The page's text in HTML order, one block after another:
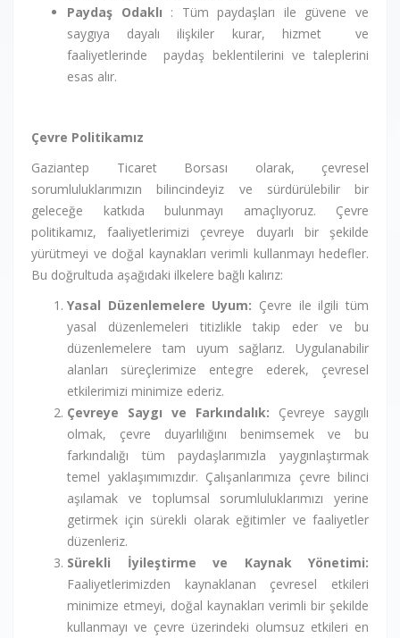
Paydaş Odaklı : Tüm paydaşları ile güvene ve
saygıya dayalı ilişkiler kurar, hizmet ve
faaliyetlerinde paydaş beklentilerini ve taleplerini
esas alır.
Çevre Politikamız
Gaziantep Ticaret Borsası olarak, çevresel
sorumluluklarımızın bilincindeyiz ve sürdürülebilir bir
geleceğe katkıda bulunmayı amaçlıyoruz. Çevre
politikamız, faaliyetlerimizi çevreye duyarlı bir şekilde
yürütmeyi ve doğal kaynakları verimli kullanmayı hedefler.
Bu doğrultuda aşağıdaki ilkelere bağlı kalırız:
Yasal Düzenlemelere Uyum: Çevre ile ilgili tüm
yasal düzenlemeleri titizlikle takip eder ve bu
düzenlemelere tam uyum sağlarız. Uygulanabilir
alanları süreçlerimize entegre ederek, çevresel
etkilerimizi minimize ederiz.
Çevreye Saygı ve Farkındalık: Çevreye saygılı
olmak, çevre duyarlılığını benimsemek ve bu
farkındalığı tüm paydaşlarımızla yaygınlaştırmak
temel yaklaşımımızdır. Çalışanlarımıza çevre bilinci
aşılamak ve toplumsal sorumluluklarımızı yerine
getirmek için sürekli olarak eğitimler ve faaliyetler
düzenleriz.
Sürekli İyileştirme ve Kaynak Yönetimi:
Faaliyetlerimizden kaynaklanan çevresel etkileri
minimize etmeyi, doğal kaynakları verimli bir şekilde
kullanmayı ve çevre üzerindeki olumsuz etkileri en